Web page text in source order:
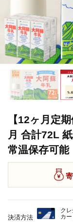
【12ヶ月定
月 合計72L
常温保存可能
決済方法
クレ
カー